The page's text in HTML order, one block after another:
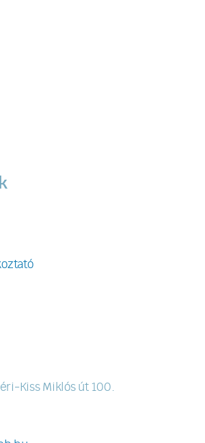
Kiss Miklós út 100.